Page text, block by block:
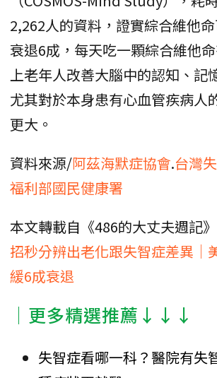
2,262人的資料，證實綜合維他
衰退6成，每天吃一顆綜合維他
上老年人改善大腦中的認知、記
尤其對於本身患有心血管疾病人
更大。
資料來源/阿茲海默症協會.台灣
福利部國民健康署
本文轉載自《486的大丈夫週記
招秒分辨出老化跟失智症差異｜
緩6成衰退
│更多精選推薦↓↓↓
失智症看哪一科？醫院有失